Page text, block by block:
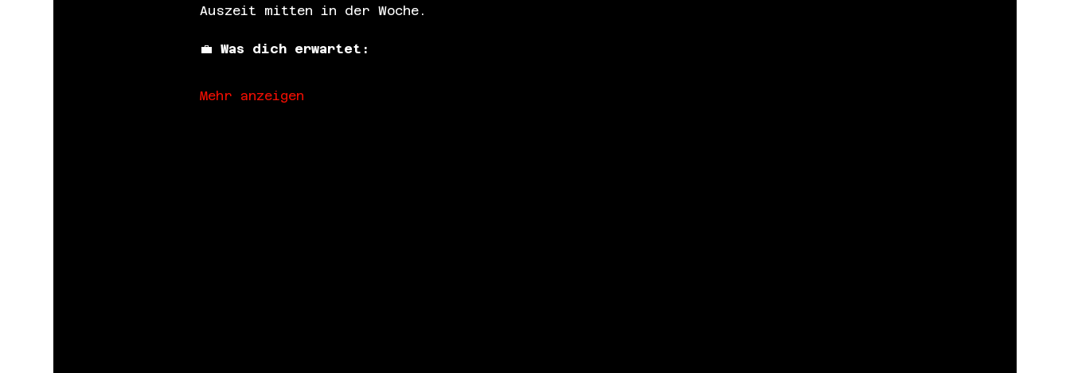
Auszeit mitten in der Woche.
💼 Was dich erwartet:
Mehr anzeigen